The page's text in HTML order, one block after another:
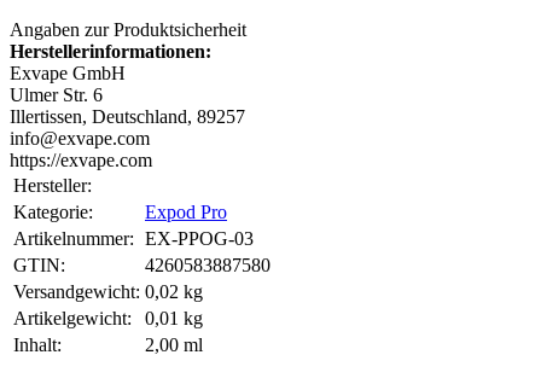
Angaben zur Produktsicherheit
Herstellerinformationen:
Exvape GmbH
Ulmer Str. 6
Illertissen, Deutschland, 89257
info@exvape.com
https://exvape.com
Hersteller:
Kategorie:
Expod Pro
Artikelnummer: EX-PPOG-03
GTIN:
4260583887580
Versandgewicht‍: 0,02 kg
Artikelgewicht‍:
0,01 kg
Inhalt‍:
2,00 ml